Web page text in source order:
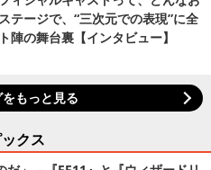
テージで、“三次元での表現”に全
陣の舞台裏【インタビュー】
もっと見る
ックス